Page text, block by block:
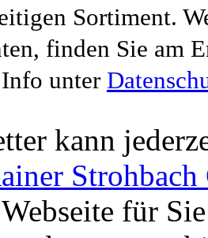
Sortiment.
finden Sie am
unter
kann
für